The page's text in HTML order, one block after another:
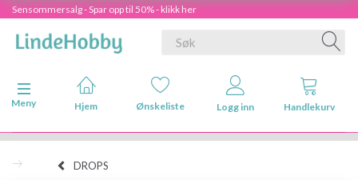
Sensommersalg - Spar opp til 50% - klikk her
Veksle navigasjon
Meny
Hjem Ønskeliste Logg inn Handlekurv
DROPS